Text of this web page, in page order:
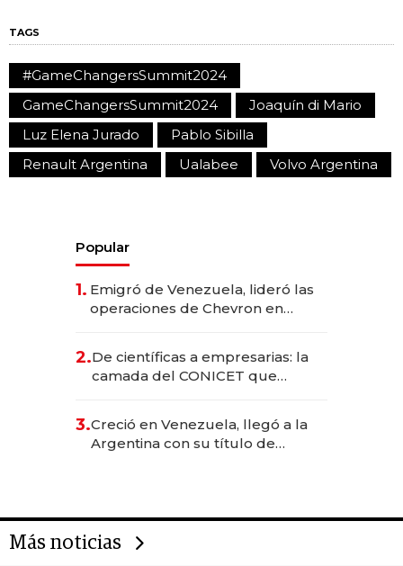
TAGS
#GameChangersSummit2024
GameChangersSummit2024
Joaquín di Mario
Luz Elena Jurado
Pablo Sibilla
Renault Argentina
Ualabee Volvo Argentina
Popular
1. Emigró de Venezuela, lideró las
operaciones de Chevron en
2.De científicas a empresarias: la
camada del CONICET que
3.Creció en Venezuela, llegó a la
Argentina con su título de
Más noticias